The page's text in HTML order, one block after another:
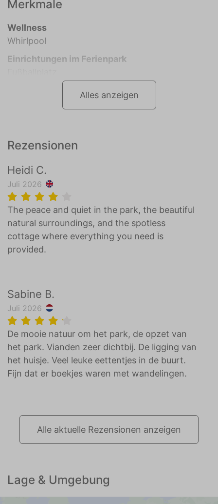
Merkmale
Wellness
Whirlpool
Einrichtungen im Ferienpark
Alles anzeigen
Rezensionen
Heidi C.
Juli 2026
The peace and quiet in the park, the beautiful
natural surroundings, and the spotless
cottage where everything you need is
provided.
Sabine B.
Juli 2026
De mooie natuur om het park, de opzet van
het park. Vianden zeer dichtbij. De ligging van
het huisje. Veel leuke eettentjes in de buurt.
Fijn dat er boekjes waren met wandelingen.
Alle aktuelle Rezensionen anzeigen
Lage & Umgebung